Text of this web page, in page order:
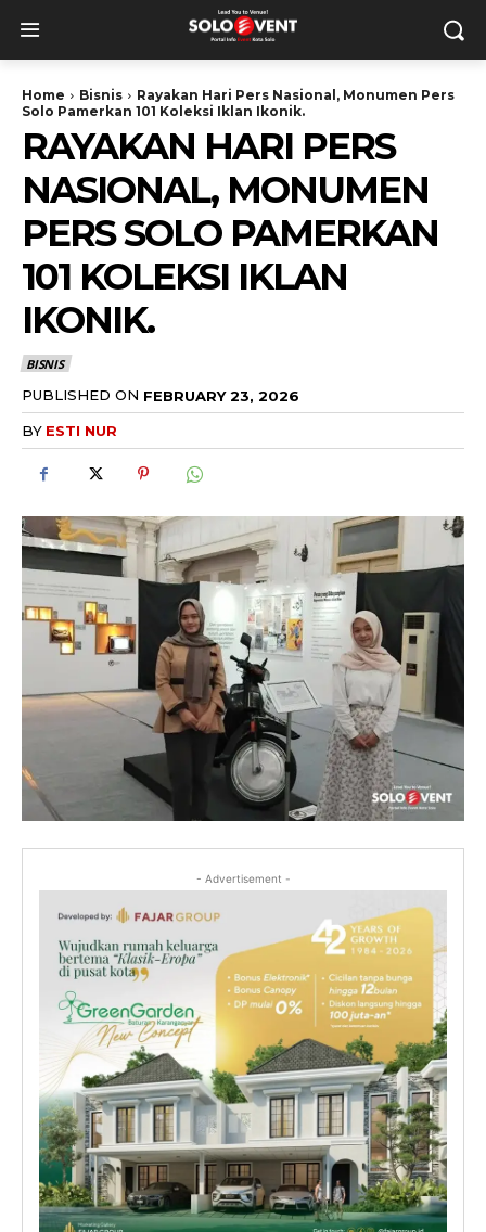
Home Bisnis
Rayakan Hari Pers Nasional, Monumen Pers
Solo Pamerkan 101 Koleksi Iklan Ikonik.
RAYAKAN HARI PERS
NASIONAL, MONUMEN
PERS SOLO PAMERKAN
101 KOLEKSI IKLAN
IKONIK.
BISNIS
PUBLISHED ON FEBRUARY 23, 2026
BY ESTI NUR
- Advertisement -